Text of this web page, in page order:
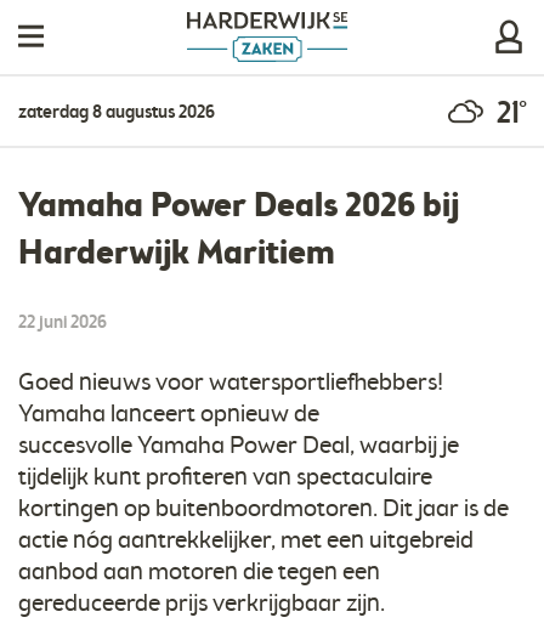
zaterdag 8 augustus 2026 21°
Yamaha Power Deals 2026 bij
Harderwijk Maritiem
22 juni 2026
Goed nieuws voor watersportliefhebbers!
Yamaha lanceert opnieuw de
succesvolle Yamaha Power Deal, waarbij je
tijdelijk kunt profiteren van spectaculaire
kortingen op buitenboordmotoren. Dit jaar is de
actie nóg aantrekkelijker, met een uitgebreid
aanbod aan motoren die tegen een
gereduceerde prijs verkrijgbaar zijn.